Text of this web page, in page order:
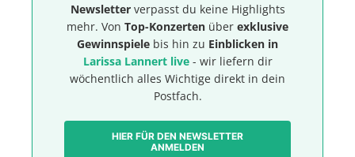
Newsletterverpasst du keine Highlights
mehr. Von Top-Konzerten über exklusive
Gewinnspiele bis hin zu Einblicken in
Larissa Lannert live- wir liefern dir
wöchentlich alles Wichtige direkt in dein
Postfach.
HIER FÜR DEN NEWSLETTER
ANMELDEN